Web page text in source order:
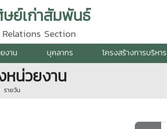
ย์เก่าสัมพันธ์
Section
งาน บุคลากร โครงสร้างการบริหาร
น่วยงาน
รายวัน